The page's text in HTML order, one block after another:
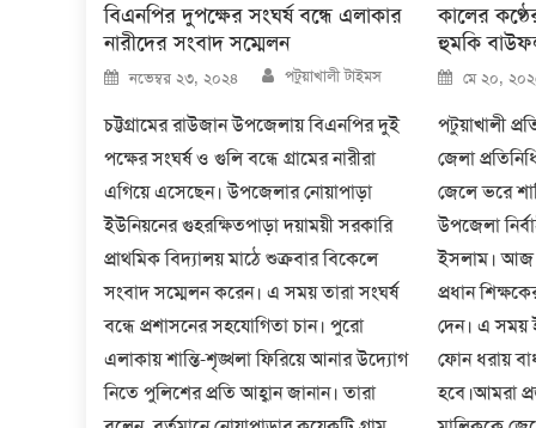
বিএনপির দুপক্ষের সংঘর্ষ বন্ধে এলাকার
নারীদের সংবাদ সম্মেলন
Posted
on
নভেম্বর ২৩, ২০২৪ Author
পটুয়াখালী টাইমস
চট্টগ্রামের রাউজান উপজেলায় বিএনপির দুই
পক্ষের সংঘর্ষ ও গুলি বন্ধে গ্রামের নারীরা
এগিয়ে এসেছেন। উপজেলার নোয়াপাড়া
ইউনিয়নের গুহরক্ষিতপাড়া দয়াময়ী সরকারি
প্রাথমিক বিদ্যালয় মাঠে শুক্রবার বিকেলে
সংবাদ সম্মেলন করেন। এ সময় তারা সংঘর্ষ
বন্ধে প্রশাসনের সহযোগিতা চান। পুরো
এলাকায় শান্তি-শৃঙ্খলা ফিরিয়ে আনার উদ্যোগ
নিতে পুলিশের প্রতি আহ্বান জানান। তারা
কালের
হুমকি
Posted
on
মে ২০,
পটুয়াখালী
জেলা
জেলে ভরে
উপজেলা
ইসলাম। আজ
প্রধান
দেন। এ সময়
ফোন ধরায়
হবে।আমরা